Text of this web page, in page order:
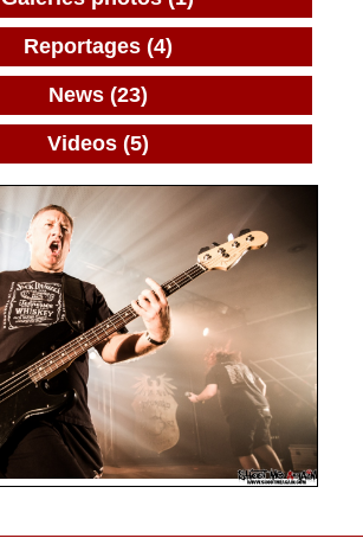
Reportages (4)
News (23)
Videos (5)